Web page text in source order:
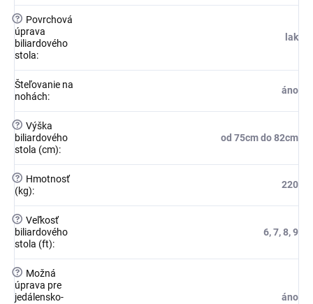
?
Povrchová
úprava
biliardového
stola:
lak
Šteľovanie na
nohách:
áno
? Výška
biliardového
stola (cm):
od 75cm do 82cm
?
Hmotnosť
(kg):
220
? Veľkosť
biliardového
stola (ft):
6, 7, 8, 9
?
Možná
úprava pre
jedálensko-
áno